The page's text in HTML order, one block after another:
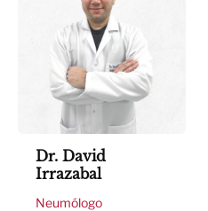
Dr. David
Irrazabal
Neumólogo